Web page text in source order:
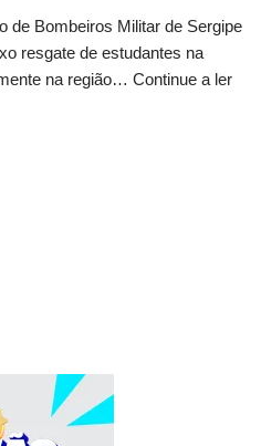
de Bombeiros Militar de Sergipe
resgate de estudantes na
na região… Continue a ler